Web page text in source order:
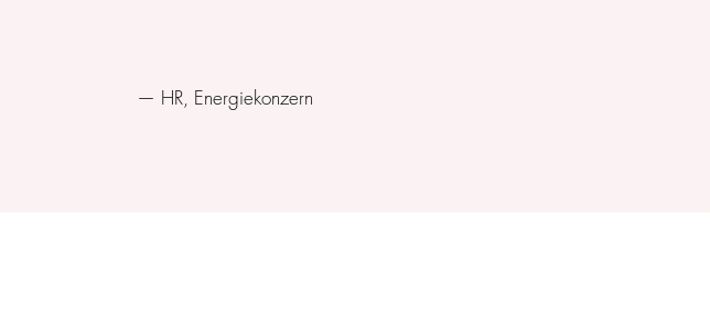
— HR, Energiekonzern